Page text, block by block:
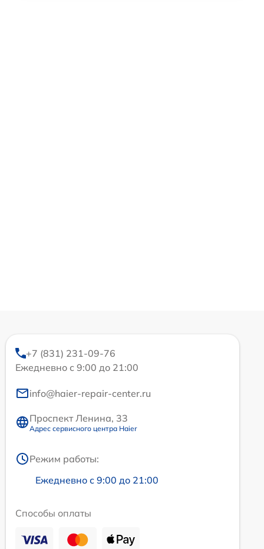
+7 (831) 231-09-76
Ежедневно с 9:00 до 21:00
info@haier-repair-center.ru
Проспект Ленина, 33
Адрес сервисного центра Haier
Режим работы:
Ежедневно с 9:00 до 21:00
Способы оплаты